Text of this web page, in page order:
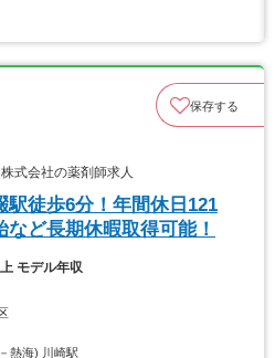
保存する
式会社の薬剤師求人
駅徒歩6分！年間休日121
ど長期休暇取得可能！
モデル年収
熱海) 川崎駅